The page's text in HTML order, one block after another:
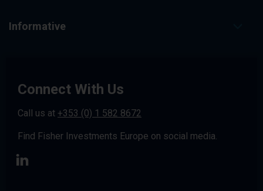
Informative
Connect With Us
Call us at +353 (0) 1 582 8672
Find Fisher Investments Europe on social media.